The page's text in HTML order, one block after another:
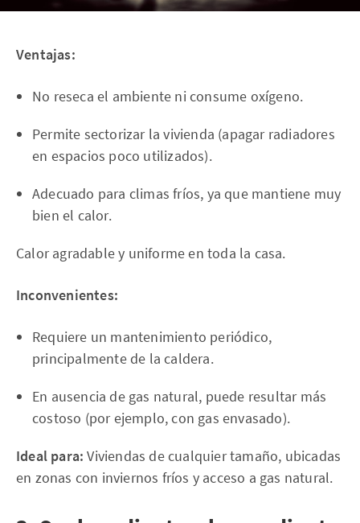
Ventajas:
No reseca el ambiente ni consume oxígeno.
Permite sectorizar la vivienda (apagar radiadores
en espacios poco utilizados).
Adecuado para climas fríos, ya que mantiene muy
bien el calor.
Calor agradable y uniforme en toda la casa.
Inconvenientes:
Requiere un mantenimiento periódico,
principalmente de la caldera.
En ausencia de gas natural, puede resultar más
costoso (por ejemplo, con gas envasado).
Ideal para: Viviendas de cualquier tamaño, ubicadas
en zonas con inviernos fríos y acceso a gas natural.